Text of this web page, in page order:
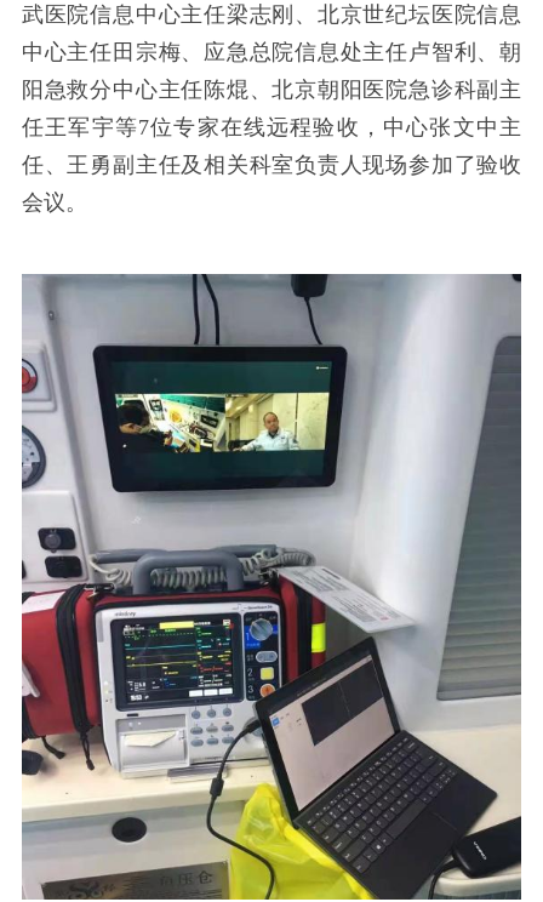
武医院信息中心主任梁志刚、北京世纪坛医院信息
中心主任田宗梅、应急总院信息处主任卢智利、朝
阳急救分中心主任陈焜、北京朝阳医院急诊科副主
任王军宇等7位专家在线远程验收，中心张文中主
任、王勇副主任及相关科室负责人现场参加了验收
会议。